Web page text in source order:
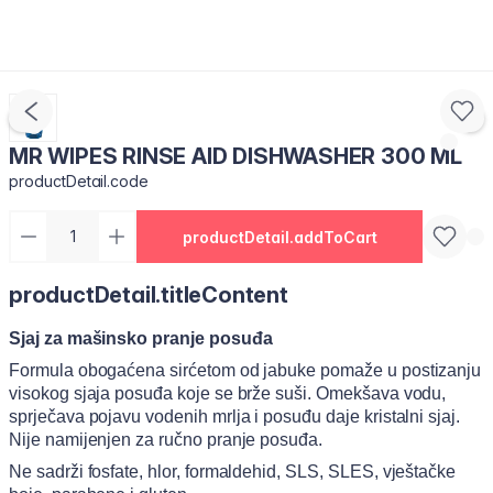
MR WIPES RINSE AID DISHWASHER 300 ML
productDetail.code
productDetail.addToCart
productDetail.titleContent
Sjaj za mašinsko pranje posuđa
Formula obogaćena sirćetom od jabuke pomaže u postizanju
visokog sjaja posuđa koje se brže suši. Omekšava vodu,
sprječava pojavu vodenih mrlja i posuđu daje kristalni sjaj.
Nije namijenjen za ručno pranje posuđa.
Ne sadrži fosfate, hlor, formaldehid, SLS, SLES, vještačke